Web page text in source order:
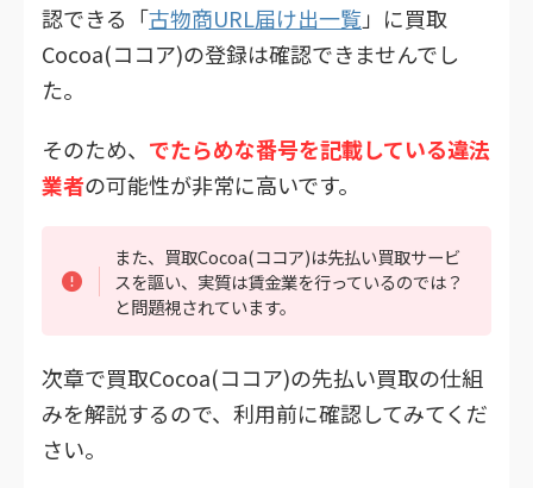
認できる「古物商URL届け出一覧 」に買取
Cocoa(ココア)の登録は確認できませんでし
た。
そのため、 でたらめな番号を記載している違法
業者の可能性が非常に高いです。
また、買取Cocoa(ココア)は先払い買取サービ
スを謳い、実質は賃金業を行っているのでは？
と問題視されています。
次章で買取Cocoa(ココア)の先払い買取の仕組
みを解説するので、利用前に確認してみてくだ
さい。